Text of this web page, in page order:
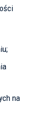
na